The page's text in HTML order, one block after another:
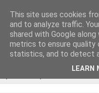
Online
körű
This site uses cookies
and to analyze traffic.
shared with Google
metrics to ensure quality
statistics, and to detect
LEARN